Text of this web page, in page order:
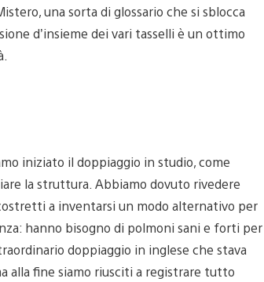
una sorta di glossario che si sblocca
d’insieme dei vari tasselli è un ottimo
iniziato il doppiaggio in studio, come
la struttura. Abbiamo dovuto rivedere
a inventarsi un modo alternativo per
hanno bisogno di polmoni sani e forti per
doppiaggio in inglese che stava
alla fine siamo riusciti a registrare tutto